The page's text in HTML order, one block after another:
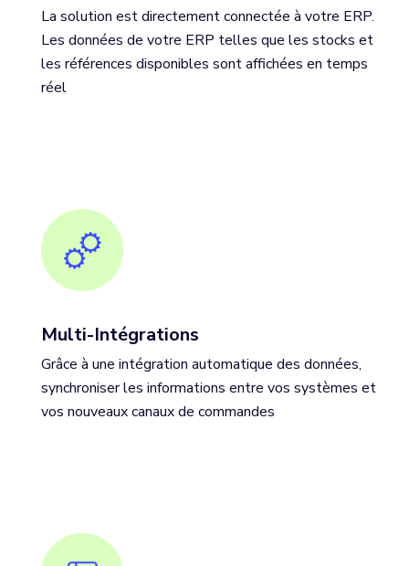
La solution est directement connectée à votre ERP.
Les données de votre ERP telles que les stocks et
les références disponibles sont affichées en temps
réel
Multi-Intégrations
Grâce à une intégration automatique des données,
synchroniser les informations entre vos systèmes et
vos nouveaux canaux de commandes